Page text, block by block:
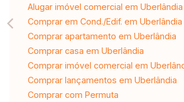
Alugar imóvel comercial em Uberlândia
Comprar em Cond./Edif. em Uberlândia
Comprar apartamento em Uberlândia
Comprar casa em Uberlândia
Comprar imóvel comercial em
Comprar lançamentos em Uberlândia
Comprar com Permuta